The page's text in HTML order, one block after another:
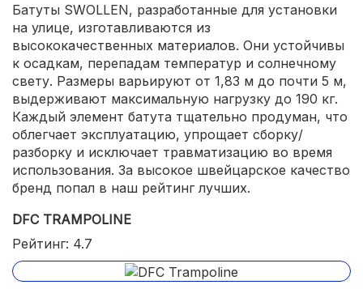
Батуты SWOLLEN, разработанные для установки
на улице, изготавливаются из
высококачественных материалов. Они устойчивы
к осадкам, перепадам температур и солнечному
свету. Размеры варьируют от 1,83 м до почти 5 м,
выдерживают максимальную нагрузку до 190 кг.
Каждый элемент батута тщательно продуман, что
облегчает эксплуатацию, упрощает сборку/
разборку и исключает травматизацию во время
использования. За высокое швейцарское качество
бренд попал в наш рейтинг лучших.
DFC TRAMPOLINE
Рейтинг: 4.7